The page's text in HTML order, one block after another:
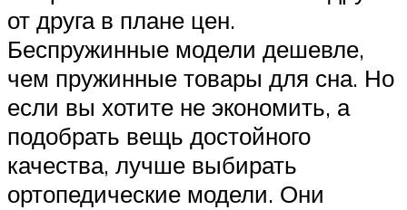
от друга в плане цен.
Беспружинные модели дешевле,
чем пружинные товары для сна. Но
если вы хотите не экономить, а
подобрать вещь достойного
качества, лучше выбирать
ортопедические модели. Они